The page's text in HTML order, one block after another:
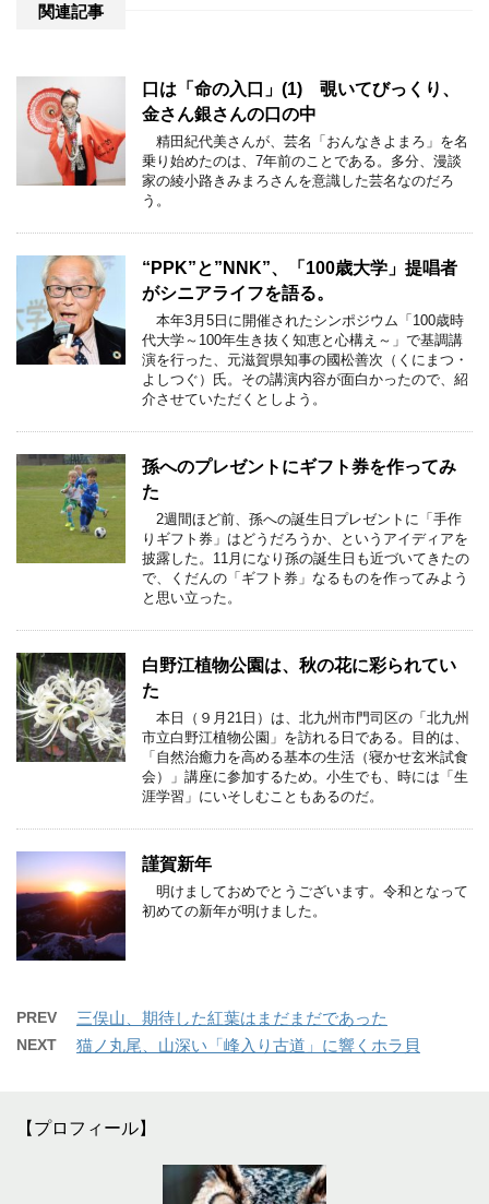
関連記事
口は「命の入口」(1) 覗いてびっくり、
金さん銀さんの口の中
精田紀代美さんが、芸名「おんなきよまろ」を名
乗り始めたのは、7年前のことである。多分、漫談
家の綾小路きみまろさんを意識した芸名なのだろ
う。
“PPK”と”NNK”、「100歳大学」提唱者
がシニアライフを語る。
本年3月5日に開催されたシンポジウム「100歳時
代大学～100年生き抜く知恵と心構え～」で基調講
演を行った、元滋賀県知事の國松善次（くにまつ・
よしつぐ）氏。その講演内容が面白かったので、紹
介させていただくとしよう。
孫へのプレゼントにギフト券を作ってみ
た
2週間ほど前、孫への誕生日プレゼントに「手作
りギフト券」はどうだろうか、というアイディアを
披露した。11月になり孫の誕生日も近づいてきたの
で、くだんの「ギフト券」なるものを作ってみよう
と思い立った。
白野江植物公園は、秋の花に彩られてい
た
本日（９月21日）は、北九州市門司区の「北九州
市立白野江植物公園」を訪れる日である。目的は、
「自然治癒力を高める基本の生活（寝かせ玄米試食
会）」講座に参加するため。小生でも、時には「生
涯学習」にいそしむこともあるのだ。
謹賀新年
明けましておめでとうございます。令和となって
初めての新年が明けました。
PREV 三俣山、期待した紅葉はまだまだであった
NEXT 猫ノ丸尾、山深い「峰入り古道」に響くホラ貝
【プロフィール】